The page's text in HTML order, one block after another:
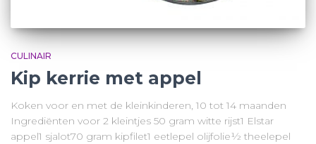
CULINAIR
Kip kerrie met appel
Koken voor en met de kleinkinderen, 10 tot 14 maanden
Ingrediënten voor 2 kleintjes 50 gram witte rijst1 Elstar
appel1 sjalot70 gram kipfilet1 eetlepel olijfolie½ theelepel